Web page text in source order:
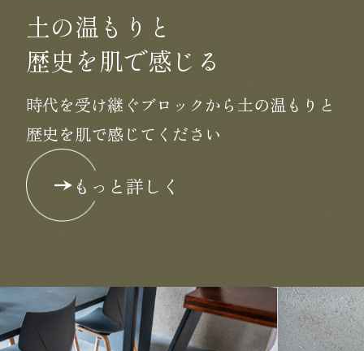
土の温もりと
歴史を肌で感じる
時代を受け継ぐブロックから土の温もりと
歴史を肌で感じてください
もっと詳しく